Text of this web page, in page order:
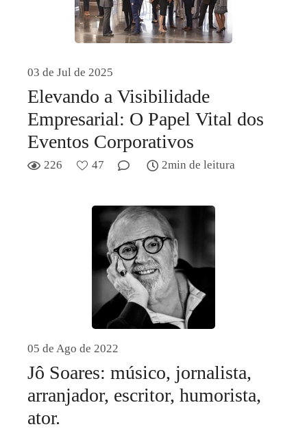
03 de Jul de 2025
Elevando a Visibilidade
Empresarial: O Papel Vital dos
Eventos Corporativos
226 47 2min de leitura
05 de Ago de 2022
Jô Soares: músico, jornalista,
arranjador, escritor, humorista,
ator.